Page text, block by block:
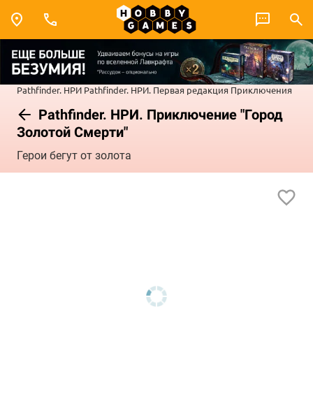
Pathfinder. НРИ Pathfinder. НРИ. Первая редакция Приключения
Pathfinder. НРИ. Приключение "Город
Золотой Смерти"
Герои бегут от золота